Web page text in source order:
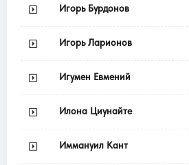
Игорь Бурдонов
Игорь Ларионов
Игумен Евмений
Илона Циунайте
Иммануил Кант